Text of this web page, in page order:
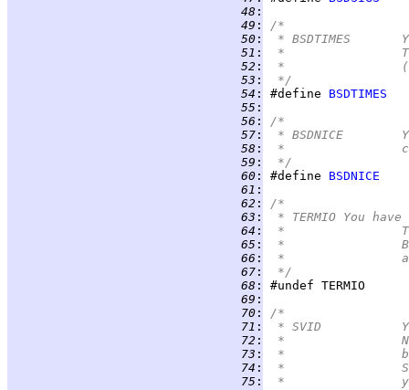
  48
:
  49
:
/*
  50
:
  51
:
  52
:
  53
:
*/
  54
: #define BSDTIMES
  55
:
  56
:
/*
  57
:
  58
:
  59
:
*/
  60
: #define BSDNICE
  61
:
  62
:
/*
  63
:
*
  64
:
  65
:
  66
:
  67
:
*/
  68
:
  69
:
  70
:
/*
  71
:
  72
:
  73
:
  74
:
  75
: